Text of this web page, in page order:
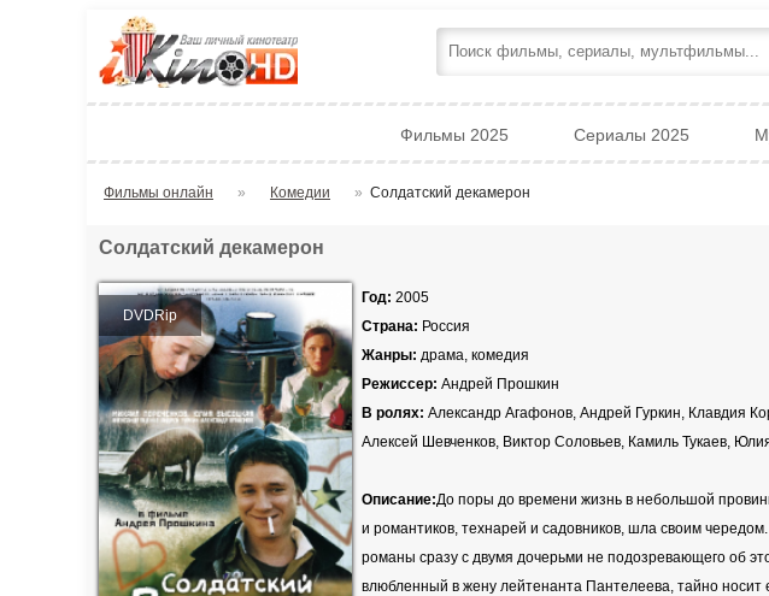
Фильмы 2025 Сериалы 2025
Фильмы онлайн » Комедии » Солдатский декамерон
Солдатский декамерон
DVDRip
Год: 2005
Страна: Россия
Жанры: драма, комедия
Режиссер: Андрей Прошкин
В ролях: Александр Агафонов, Андрей Гуркин, Клавдия
Алексей Шевченков, Виктор Соловьев, Камиль Тукаев,
Описание:До поры до времени жизнь в небольшой
и романтиков, технарей и садовников, шла своим
романы сразу с двумя дочерьми не подозревающего об
влюбленный в жену лейтенанта Пантелеева, тайно носит